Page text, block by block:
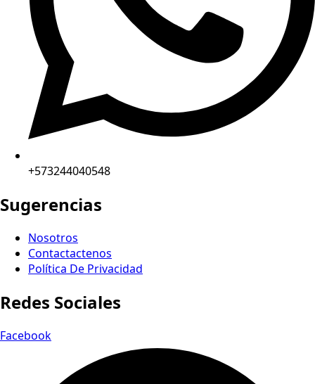
+573244040548
Sugerencias
Nosotros
Contactactenos
Política De Privacidad
Redes Sociales
Facebook